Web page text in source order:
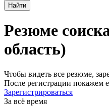
Найти
Резюме
область)
Чтобы видеть все резюме,
После регистрации покажем
Зарегистрироваться
За всё время